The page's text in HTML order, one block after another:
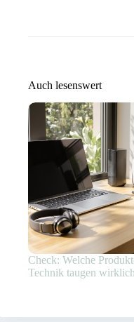
Auch lesenswert
Check: Welche
Technik taugen